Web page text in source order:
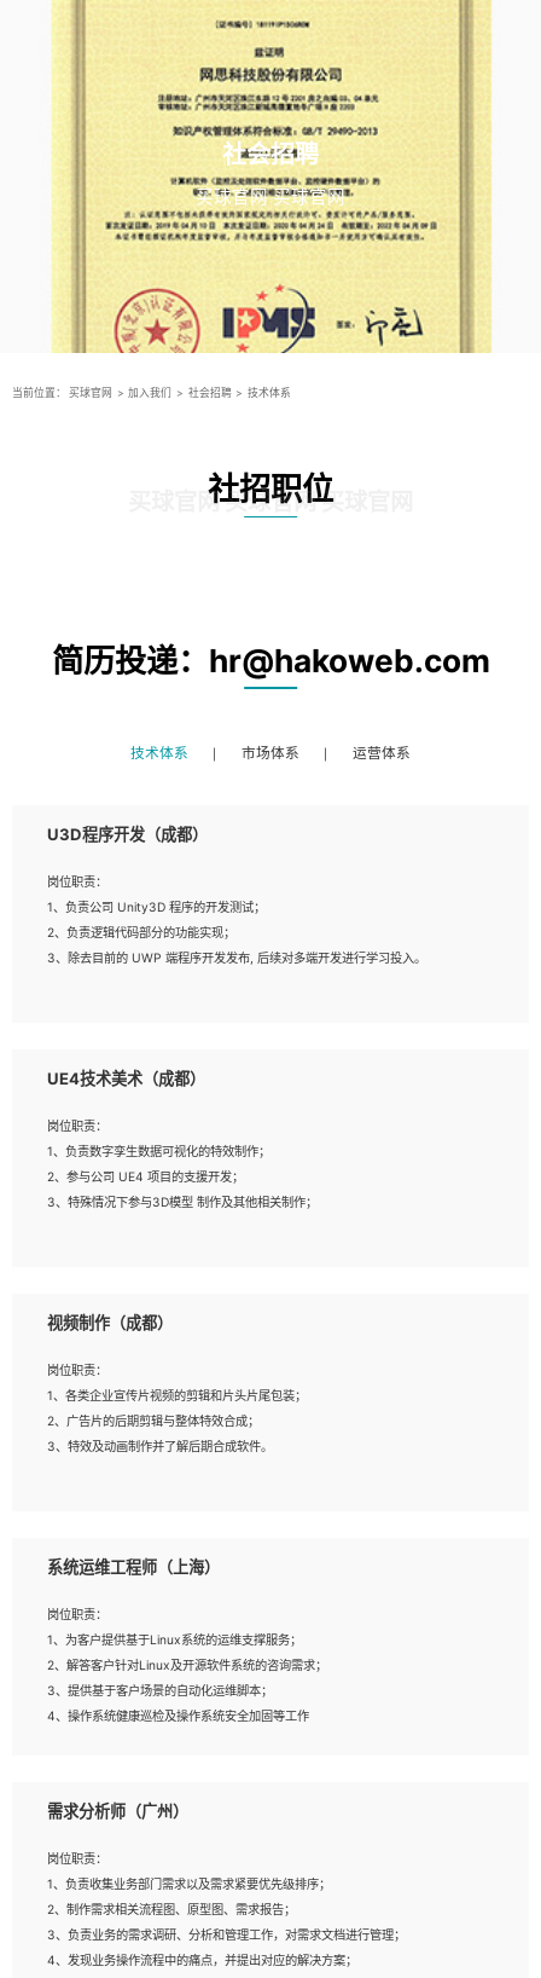
社会招聘
买球官网 买球官网
当前位置： 买球官网 > 加入我们 > 社会招聘 > 技术体系
社招职位
买球官网 买球官网 买球官网
简历投递：hr@hakoweb.com
技术体系 市场体系 运营体系
U3D程序开发（成都）
岗位职责：
1、负责公司 Unity3D 程序的开发测试；
2、负责逻辑代码部分的功能实现；
3、除去目前的 UWP 端程序开发发布, 后续对多端开发进行学习投入。
2、熟练掌握 Unity3D 程序开发，精通 C# 语言开发；
4、有良好的沟通能力和团队合作意识；
5、开发过 HoloLens 程序者优先。
UE4技术美术（成都）
岗位职责：
1、负责数字孪生数据可视化的特效制作；
2、参与公司 UE4 项目的支援开发；
3、特殊情况下参与3D模型 制作及其他相关制作；
上；
3、想象力丰富, 有一定的艺术审美深度；
4、有良好的场景特效搭建功底；
5、熟悉 3Ds Max 或者 Maya；
6、有良好的沟通能力和团队合作意识；
视频制作（成都）
岗位职责：
1、各类企业宣传片视频的剪辑和片头片尾包装；
2、广告片的后期剪辑与整体特效合成；
3、特效及动画制作并了解后期合成软件。
2、熟练使用After Effect、Photo Shop、熟练掌握视频剪辑和特效包装软件；
4、在剪辑上会思考，有一定编导思维；
5、踏实， 勤奋，愿意在工作中不断学习，提高自我；
6、能与同事友好相处。
系统运维工程师（上海）
岗位职责：
1、为客户提供基于Linux系统的运维支撑服务；
2、解答客户针对Linux及开源软件系统的咨询需求；
3、提供基于客户场景的自动化运维脚本；
4、操作系统健康巡检及操作系统安全加固等工作
1、全日制本科计算机相关专业毕业，3年以上相关工作经验；
3、熟练使用脚本语言，shell/python任一种，熟练使用Ansible
4、熟悉linux常见服务、中间件的基本原理、部署以及故障处理，如：Mysql、
Apache、Nginx、Zabbix、Kafka等
5、熟悉主流虚拟化技术，如：VMware、KVM
6、具备网络方面的基础知识，熟悉常见的网络协议，如TCP/IP，转发原理，路由
需求分析师（广州）
岗位职责：
1、负责收集业务部门需求以及需求紧要优先级排序；
2、制作需求相关流程图、原型图、需求报告；
3、负责业务的需求调研、分析和管理工作，对需求文档进行管理；
4、发现业务操作流程中的痛点，并提出对应的解决方案；